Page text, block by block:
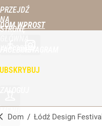
PRZEJDŹ
NA
STRONĘ
DOM WPROST
Dom / Łódź Design Festival